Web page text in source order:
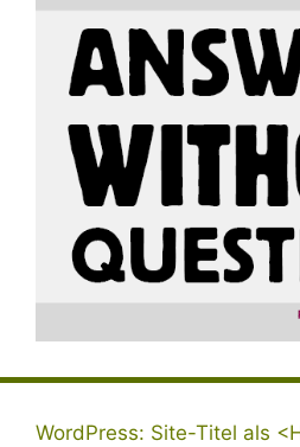
WordPress: Site-Titel als